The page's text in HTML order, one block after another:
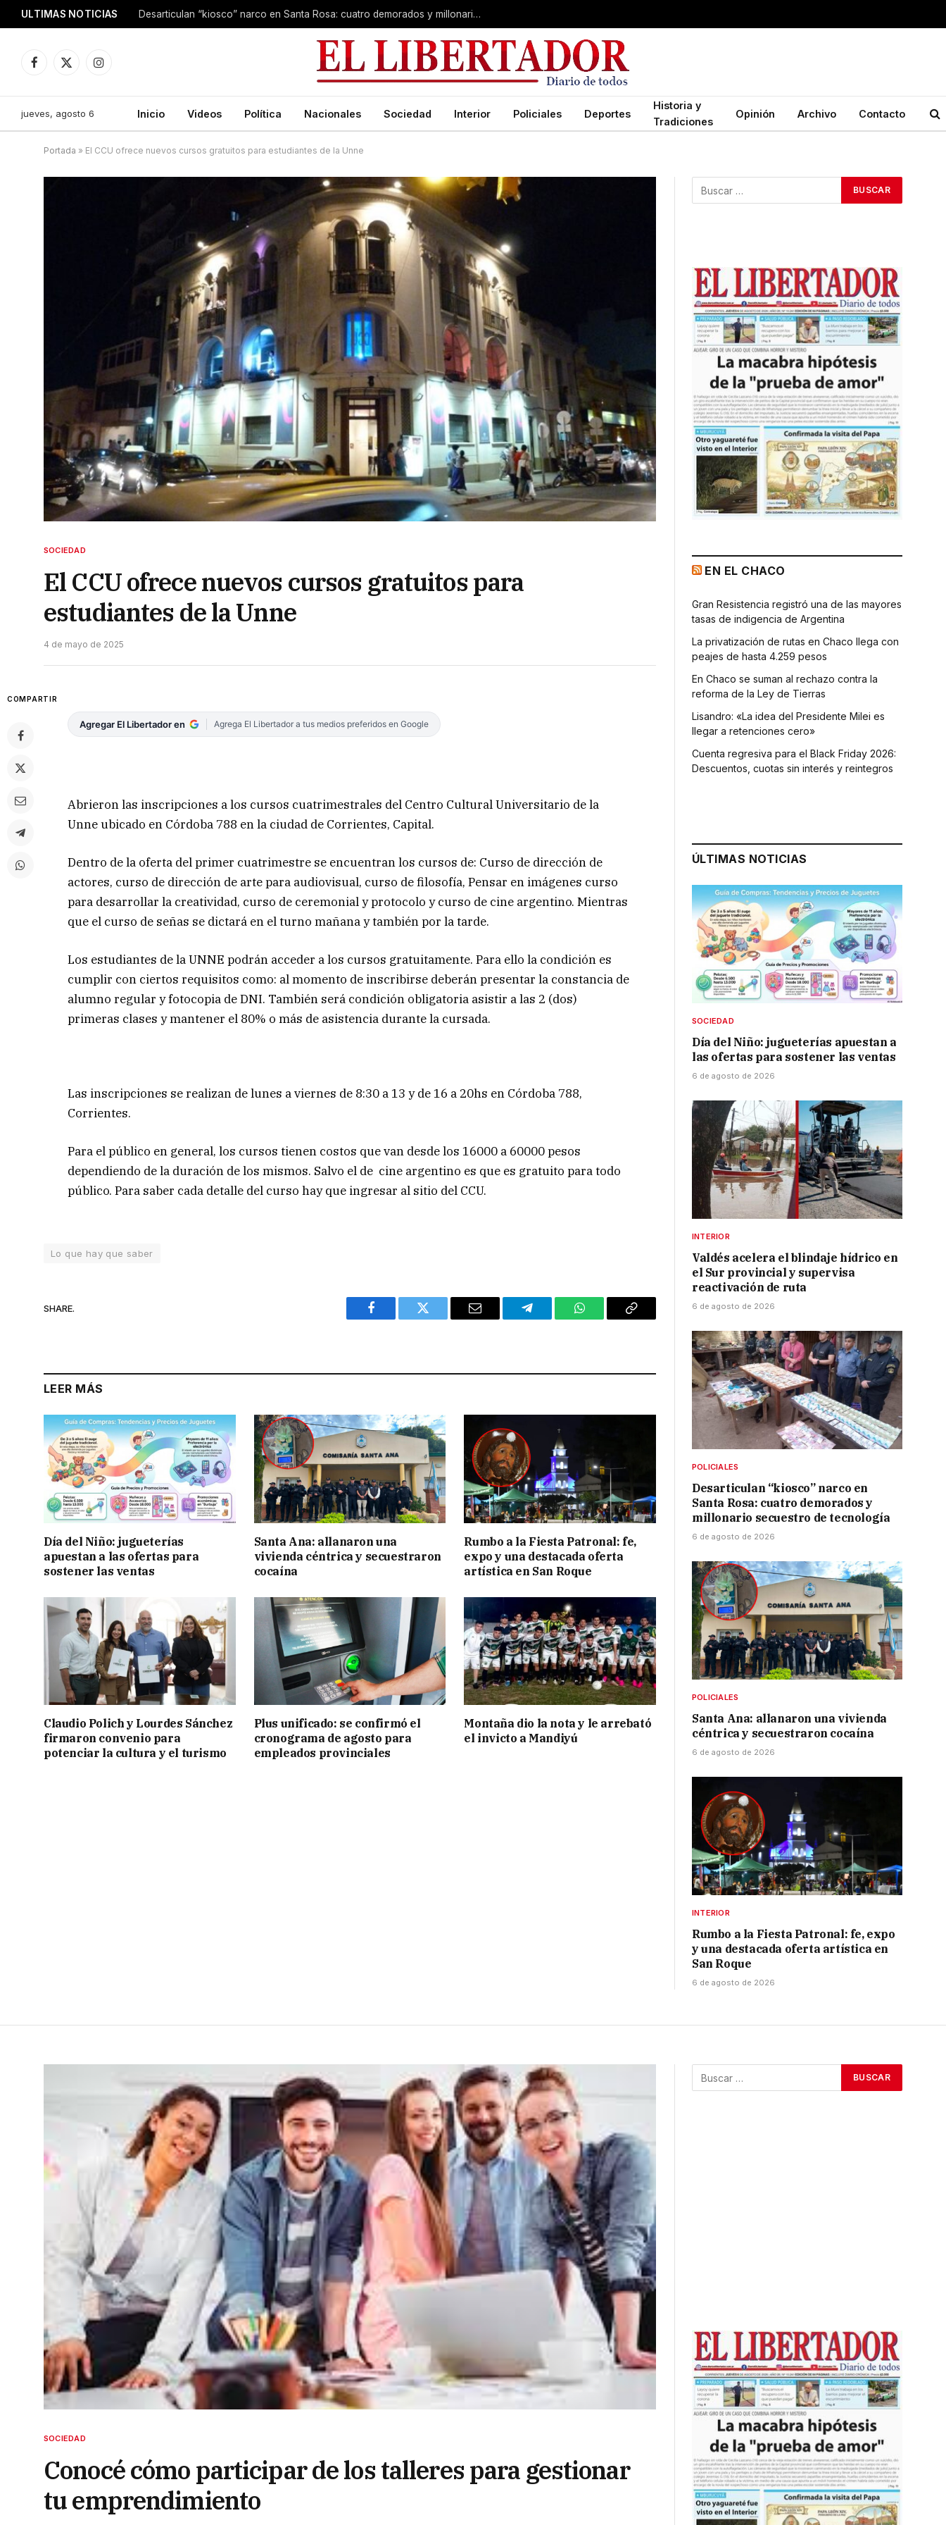
ULTIMAS NOTICIAS Desarticulan “kiosco” narco en Santa Rosa: cuatro demorados y millonario secuestro de tecnología
Facebook
X
Instagram
jueves, agosto 6 Inicio Videos Política Nacionales Sociedad Interior Policiales Deportes
Historia y
Tradiciones
Opinión Archivo Contacto
Portada » El CCU ofrece nuevos cursos gratuitos para estudiantes de la Unne
SOCIEDAD
El CCU ofrece nuevos cursos gratuitos para
estudiantes de la Unne
4 de mayo de 2025
COMPARTIR
Agregar El Libertador en Agrega El Libertador a tus medios preferidos en Google
Abrieron las inscripciones a los cursos cuatrimestrales del Centro Cultural Universitario de la
Unne ubicado en Córdoba 788 en la ciudad de Corrientes, Capital.
Dentro de la oferta del primer cuatrimestre se encuentran los cursos de: Curso de dirección de
actores, curso de dirección de arte para audiovisual, curso de filosofía, Pensar en imágenes curso
para desarrollar la creatividad, curso de ceremonial y protocolo y curso de cine argentino. Mientras
que el curso de señas se dictará en el turno mañana y también por la tarde.
Los estudiantes de la UNNE podrán acceder a los cursos gratuitamente. Para ello la condición es
cumplir con ciertos requisitos como: al momento de inscribirse deberán presentar la constancia de
alumno regular y fotocopia de DNI. También será condición obligatoria asistir a las 2 (dos)
primeras clases y mantener el 80% o más de asistencia durante la cursada.
Las inscripciones se realizan de lunes a viernes de 8:30 a 13 y de 16 a 20hs en Córdoba 788,
Corrientes.
Para el público en general, los cursos tienen costos que van desde los 16000 a 60000 pesos
dependiendo de la duración de los mismos. Salvo el de cine argentino es que es gratuito para todo
público. Para saber cada detalle del curso hay que ingresar al sitio del CCU.
Lo que hay que saber
SHARE.
Facebook Twitter Email Telegram WhatsAppCopy
LEER MÁS
Día del Niño: jugueterías
apuestan a las ofertas para
sostener las ventas
Santa Ana: allanaron una
vivienda céntrica y secuestraron
cocaína
Rumbo a la Fiesta Patronal: fe,
expo y una destacada oferta
artística en San Roque
Claudio Polich y Lourdes Sánchez
firmaron convenio para
potenciar la cultura y el turismo
Plus unificado: se confirmó el
cronograma de agosto para
empleados provinciales
Montaña dio la nota y le arrebató
el invicto a Mandiyú
EN EL CHACO
Gran Resistencia registró una de las mayores
tasas de indigencia de Argentina
La privatización de rutas en Chaco llega con
peajes de hasta 4.259 pesos
En Chaco se suman al rechazo contra la
reforma de la Ley de Tierras
Lisandro: «La idea del Presidente Milei es
llegar a retenciones cero»
Cuenta regresiva para el Black Friday 2026:
Descuentos, cuotas sin interés y reintegros
ÚLTIMAS NOTICIAS
SOCIEDAD
Día del Niño: jugueterías apuestan a
las ofertas para sostener las ventas
6 de agosto de 2026
INTERIOR
Valdés acelera el blindaje hídrico en
el Sur provincial y supervisa
reactivación de ruta
6 de agosto de 2026
POLICIALES
Desarticulan “kiosco” narco en
Santa Rosa: cuatro demorados y
millonario secuestro de tecnología
6 de agosto de 2026
POLICIALES
Santa Ana: allanaron una vivienda
céntrica y secuestraron cocaína
6 de agosto de 2026
INTERIOR
Rumbo a la Fiesta Patronal: fe, expo
y una destacada oferta artística en
San Roque
6 de agosto de 2026
SOCIEDAD
Conocé cómo participar de los talleres para gestionar
tu emprendimiento